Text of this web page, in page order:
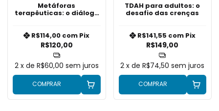
Metáforas
terapêuticas: o diálogo
R$120,00
R$114,00 com Pix
2 x de R$60,00 sem juros
COMPRAR
TDAH para adultos: o
desafio das crenças
R$149,00
R$141,55 com Pix
2 x deR$74,50 sem juros
COMPRAR